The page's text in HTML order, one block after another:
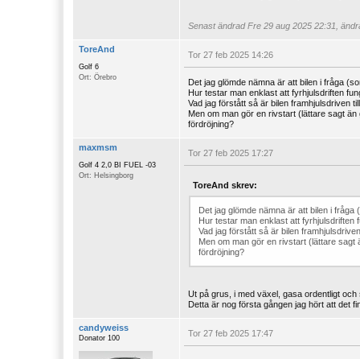
Senast ändradFre 29 aug 2025 22:31,
ToreAnd
Golf 6
Ort: Örebro
Tor 27 feb 2025 14:26
Det jag glömde nämna är att bilen i fråga
Hur testar man enklast att fyrhjulsdriften
Vad jag förstått så är bilen framhjulsdriven
Men om man gör en rivstart (lättare sagt
fördröjning?
maxmsm
Golf 4 2,0 BI FUEL -03
Ort: Helsingborg
Tor 27 feb 2025 17:27
ToreAnd skrev:
Det jag glömde nämna är att bilen i
Hur testar man enklast att fyrhjulsdriften
Vad jag förstått så är bilen
Men om man gör en rivstart (lättare
fördröjning?
Ut på grus, i med växel, gasa ordentligt
Detta är nog första gången jag hört att det
candyweiss
Donator 100 Tor 27 feb 2025 17:47